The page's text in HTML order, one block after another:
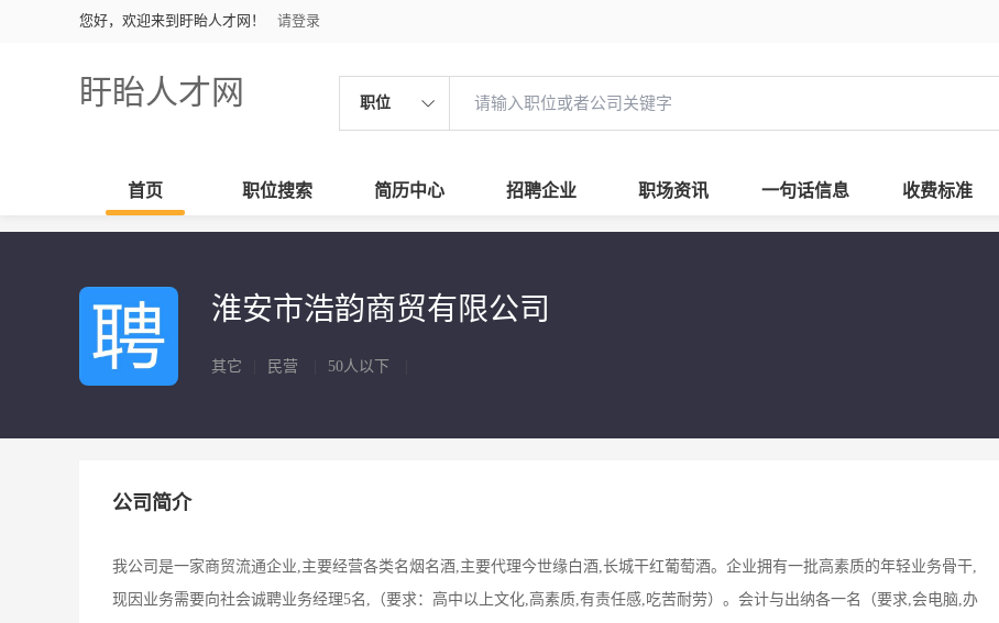
您好，欢迎来到盱眙人才网！ 请登录
盱眙人才网 职位
首页 职位搜索 简历中心 招聘企业 职场资讯 一句话信息 收费标准
淮安市浩韵商贸有限公司
其它 民营 50人以下
公司简介
我公司是一家商贸流通企业,主要经营各类名烟名酒,主要代理今世缘白酒,长城干红葡萄酒。企业拥有一批高素质的年轻业务骨干,
现因业务需要向社会诚聘业务经理5名,（要求：高中以上文化,高素质,有责任感,吃苦耐劳）。会计与出纳各一名（要求,会电脑,办